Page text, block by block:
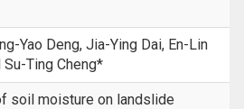
Yao Deng, Jia-Ying Dai, En-Lin
Su-Ting Cheng*
soil moisture on landslide